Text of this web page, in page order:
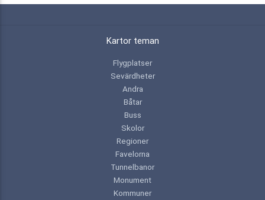
Kartor teman
Flygplatser
Sevärdheter
Andra
Båtar
Buss
Skolor
Regioner
Favelorna
Tunnelbanor
Monument
Kommuner